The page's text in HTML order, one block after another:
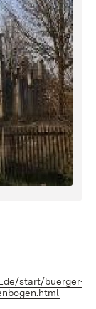
start/buerger-